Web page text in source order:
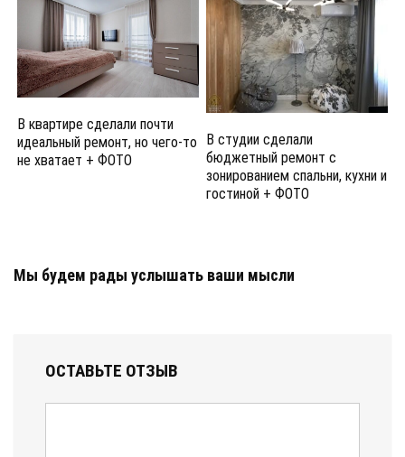
В квартире сделали почти
идеальный ремонт, но чего-то
не хватает + ФОТО
В студии сделали
бюджетный ремонт с
зонированием спальни, кухни и
гостиной + ФОТО
Мы будем рады услышать ваши мысли
ОСТАВЬТЕ ОТЗЫВ